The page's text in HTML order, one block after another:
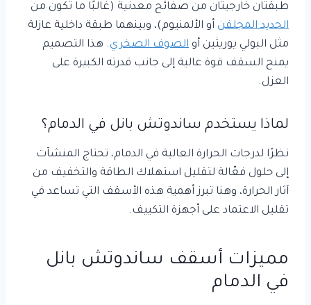
طبقتان خارجيتان من صفائح معدنية (غالبًا ما تكون من
الحديد المجلفن أو الألمنيوم)، وبينهما طبقة داخلية عازلة
مثل البولي يوريثين أو الصوف الصخري. هذا التصميم
يمنح السقف قوة عالية إلى جانب قدرته الكبيرة على
العزل.
لماذا يستخدم ساندوتش بانل في الدمام؟
نظرًا لدرجات الحرارة العالية في الدمام، تحتاج المنشآت
إلى حلول فعّالة لتقليل استهلاك الطاقة والتخفيف من
آثار الحرارة، وهنا تبرز أهمية هذه الأسقف التي تساعد في
تقليل الاعتماد على أجهزة التكييف.
مميزات أسقف ساندوتش بانل
في الدمام